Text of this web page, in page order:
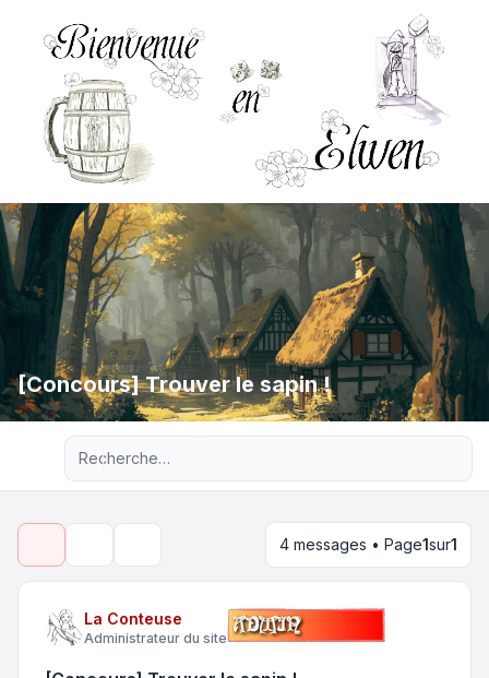
[Concours] Trouver le sapin !
Recherche avancée
4 messages • Page1sur1
La Conteuse
Administrateur du site